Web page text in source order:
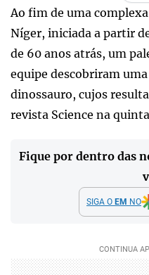
Ao fim de uma
Níger, iniciada a partir
de 60 anos atrás, um
equipe descobriram
dinossauro, cujos
revista Science na
Fique por dentro das
SIGA O EM NO